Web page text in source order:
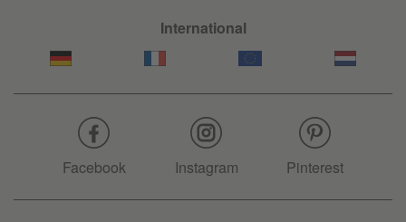
International
Facebook Instagram Pinterest